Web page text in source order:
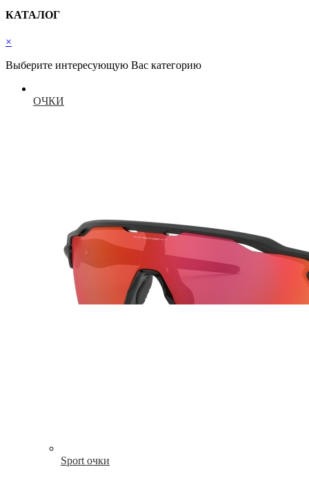
КАТАЛОГ
×
Выберите интересующую Вас категорию
ОЧКИ
Sport очки